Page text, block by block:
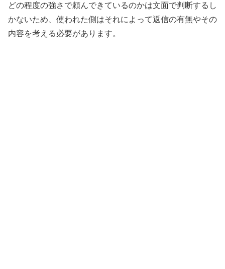
どの程度の強さで頼んできているのかは文面で判断するし
かないため、使われた側はそれによって返信の有無やその
内容を考える必要があります。